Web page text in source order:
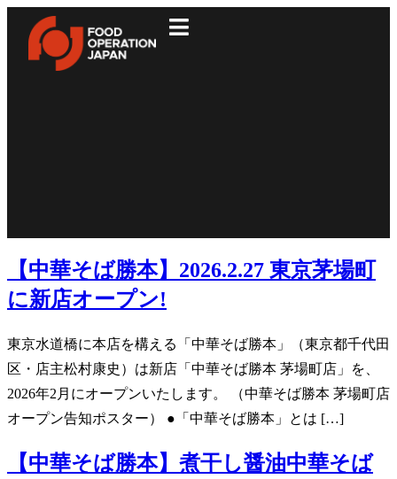
【中華そば勝本】2026.2.27 東京茅場町
に新店オープン!
東京⽔道橋に本店を構える「中華そば勝本」（東京都千代田
区・店主松村康史）は新店「中華そば勝本 茅場町店」を、
2026年2月にオープンいたします。 （中華そば勝本 茅場町店
オープン告知ポスター） ●「中華そば勝本」とは […]
【中華そば勝本】煮干し醤油中華そば